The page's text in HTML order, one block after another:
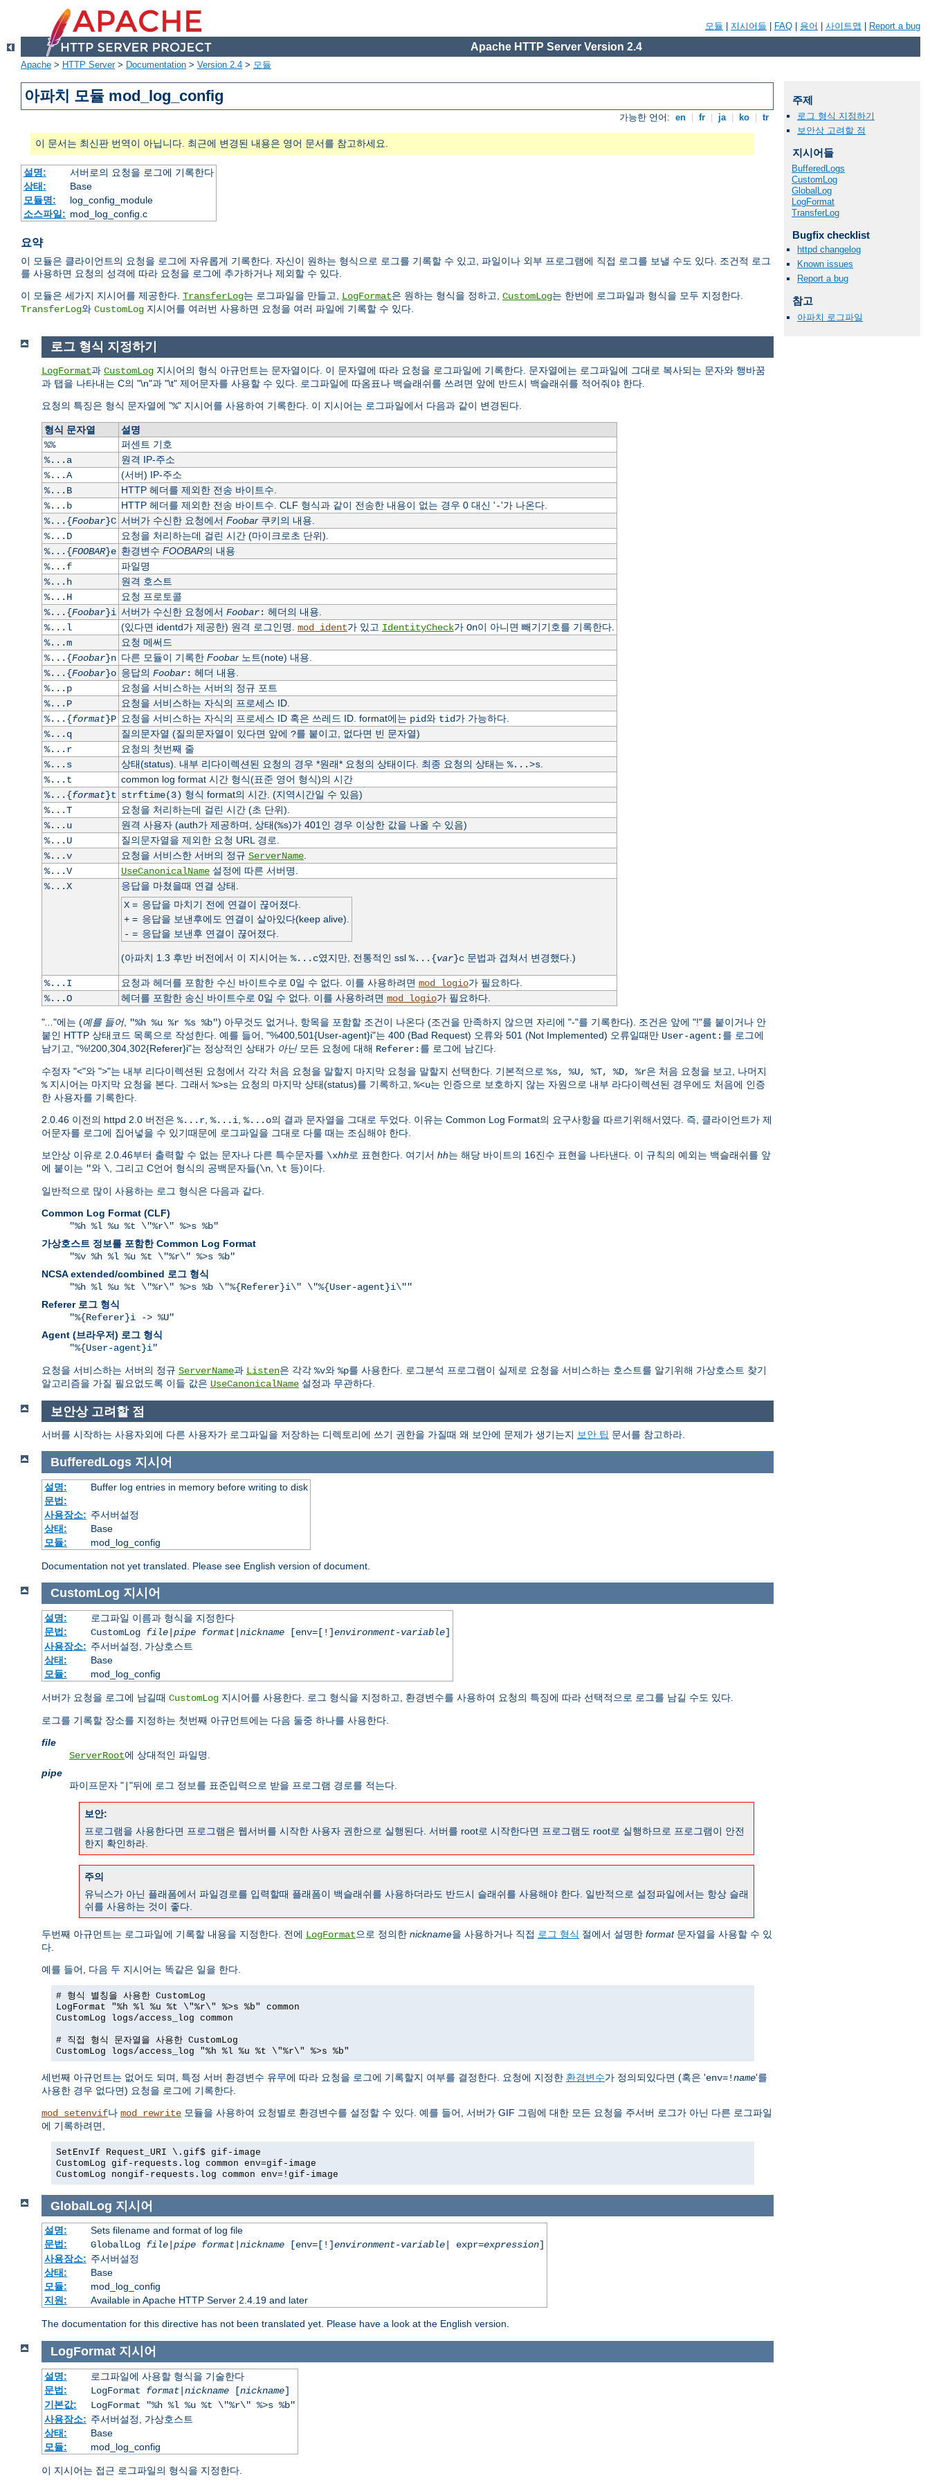
모듈 지시어들 FAQ 용어 사이트맵 Report a bug
Apache HTTP Server Version 2.4
Apache > HTTP Server> Documentation > Version 2.4 > 모듈
아파치 모듈 mod_log_config
가능한 언어: en fr ja ko tr
이 문서는 최신판 번역이 아닙니다. 최근에 변경된 내용은 영어 문서를 참고하세요.
설명:
서버로의 요청을 로그에 기록한다
상태:
Base
모듈명:
log_config_module
소스파일: mod_log_config.c
요약
이 모듈은 클라이언트의 요청을 로그에 자유롭게 기록한다. 자신이 원하는 형식으로 로그를 기록할 수 있고, 파일이나 외부 프로그램에 직접 로그를 보낼 수도 있다. 조건적 로그
를 사용하면 요청의 성격에 따라 요청을 로그에 추가하거나 제외할 수 있다.
이 모듈은 세가지 지시어를 제공한다. TransferLog는 로그파일을 만들고, LogFormat은 원하는 형식을 정하고, CustomLog는 한번에 로그파일과 형식을 모두 지정한다.
TransferLog와 CustomLog 지시어를 여러번 사용하면 요청을 여러 파일에 기록할 수 있다.
로그 형식 지정하기
LogFormat과 CustomLog 지시어의 형식 아규먼트는 문자열이다. 이 문자열에 따라 요청을 로그파일에 기록한다. 문자열에는 로그파일에 그대로 복사되는 문자와 행바꿈
과 탭을 나타내는 C의 "\n"과 "\t" 제어문자를 사용할 수 있다. 로그파일에 따옴표나 백슬래쉬를 쓰려면 앞에 반드시 백슬래쉬를 적어줘야 한다.
요청의 특징은 형식 문자열에 "%" 지시어를 사용하여 기록한다. 이 지시어는 로그파일에서 다음과 같이 변경된다.
형식 문자열
설명
%%
퍼센트 기호
%...a
원격 IP-주소
%...A
(서버) IP-주소
%...B
HTTP 헤더를 제외한 전송 바이트수.
%...b
HTTP 헤더를 제외한 전송 바이트수. CLF 형식과 같이 전송한 내용이 없는 경우 0 대신 '-'가 나온다.
%...{Foobar}C 서버가 수신한 요청에서 Foobar쿠키의 내용.
%...D
요청을 처리하는데 걸린 시간 (마이크로초 단위).
%...{FOOBAR}e 환경변수 FOOBAR의 내용
%...f
파일명
%...h
원격 호스트
%...H
요청 프로토콜
%...{Foobar}i 서버가 수신한 요청에서 Foobar: 헤더의 내용.
%...l
(있다면 identd가 제공한) 원격 로그인명. mod_ident가 있고 IdentityCheck가 On이 아니면 빼기기호를 기록한다.
%...m
요청 메써드
%...{Foobar}n 다른 모듈이 기록한 Foobar노트(note) 내용.
%...{Foobar}o 응답의 Foobar: 헤더 내용.
%...p
요청을 서비스하는 서버의 정규 포트
%...P
요청을 서비스하는 자식의 프로세스 ID.
%...{format}P 요청을 서비스하는 자식의 프로세스 ID 혹은 쓰레드 ID. format에는 pid와 tid가 가능하다.
%...q
질의문자열 (질의문자열이 있다면 앞에 ?를 붙이고, 없다면 빈 문자열)
%...r
요청의 첫번째 줄
%...s
상태(status). 내부 리다이렉션된 요청의 경우 *원래* 요청의 상태이다. 최종 요청의 상태는 %...>s.
%...t
common log format 시간 형식(표준 영어 형식)의 시간
%...{format}t strftime(3) 형식 format의 시간. (지역시간일 수 있음)
%...T
요청을 처리하는데 걸린 시간 (초 단위).
%...u
원격 사용자 (auth가 제공하며, 상태(%s)가 401인 경우 이상한 값을 나올 수 있음)
%...U
질의문자열을 제외한 요청 URL 경로.
%...v
요청을 서비스한 서버의 정규 ServerName.
%...V
UseCanonicalName설정에 따른 서버명.
%...X
응답을 마쳤을때 연결 상태.
X= 응답을 마치기 전에 연결이 끊어졌다.
+= 응답을 보낸후에도 연결이 살아있다(keep alive).
- = 응답을 보낸후 연결이 끊어졌다.
(아파치 1.3 후반 버전에서 이 지시어는 %...c였지만, 전통적인 ssl %...{var}c문법과 겹쳐서 변경했다.)
%...I 요청과 헤더를 포함한 수신 바이트수로 0일 수 없다. 이를 사용하려면 mod_logio가 필요하다.
%...O
헤더를 포함한 송신 바이트수로 0일 수 없다. 이를 사용하려면 mod_logio가 필요하다.
" "에는 (예를 들어, "%h %u %r %s %b") 아무것도 없거나, 항목을 포함할 조건이 나온다 (조건을 만족하지 않으면 자리에 "-"를 기록한다). 조건은 앞에 "!"를 붙이거나 안
붙인 HTTP 상태코드 목록으로 작성한다. 예를 들어, "%400,501{User-agent}i"는 400 (Bad Request) 오류와 501 (Not Implemented) 오류일때만 User-agent: 를 로그에
남기고, "%!200,304,302{Referer}i"는 정상적인 상태가 아닌모든 요청에 대해 Referer: 를 로그에 남긴다.
수정자 "<"와 ">"는 내부 리다이렉션된 요청에서 각각 처음 요청을 말할지 마지막 요청을 말할지 선택한다. 기본적으로 %s, %U, %T, %D, %r은 처음 요청을 보고, 나머지
%지시어는 마지막 요청을 본다. 그래서 %>s는 요청의 마지막 상태(status)를 기록하고, %<u는 인증으로 보호하지 않는 자원으로 내부 라다이렉션된 경우에도 처음에 인증
한 사용자를 기록한다.
2.0.46 이전의 httpd 2.0 버전은 %...r %...i %...o의 결과 문자열을 그대로 두었다. 이유는 Common Log Format의 요구사항을 따르기위해서였다. 즉, 클라이언트가 제
어문자를 로그에 집어넣을 수 있기때문에 로그파일을 그대로 다룰 때는 조심해야 한다.
보안상 이유로 2.0.46부터 출력할 수 없는 문자나 다른 특수문자를 \xhh로 표현한다. 여기서 hh는 해당 바이트의 16진수 표현을 나타낸다. 이 규칙의 예외는 백슬래쉬를 앞
에 붙이는 "와 \ , 그리고 C언어 형식의 공백문자들(\n \t 등)이다.
일반적으로 많이 사용하는 로그 형식은 다음과 같다.
Common Log Format (CLF)
"%h %l %u %t \"%r\" %>s %b"
가상호스트 정보를 포함한 Common Log Format
"%v %h %l %u %t \"%r\" %>s %b"
NCSA extended/combined 로그 형식
"%h %l %u %t \"%r\" %>s %b \"%{Referer}i\" \"%{User-agent}i\""
Referer 로그 형식
"%{Referer}i -> %U"
Agent (브라우저) 로그 형식
"%{User-agent}i"
요청을 서비스하는 서버의 정규 ServerName과 Listen은 각각 %v와 %p를 사용한다. 로그분석 프로그램이 실제로 요청을 서비스하는 호스트를 알기위해 가상호스트 찾기
알고리즘을 가질 필요없도록 이들 값은 UseCanonicalName 설정과 무관하다.
보안상 고려할 점
서버를 시작하는 사용자외에 다른 사용자가 로그파일을 저장하는 디렉토리에 쓰기 권한을 가질때 왜 보안에 문제가 생기는지 보안 팁 문서를 참고하라.
BufferedLogs지시어
설명:
Buffer log entries in memory before writing to disk
문법:
사용장소: 주서버설정
상태:
Base
모듈:
mod_log_config
Documentation not yet translated. Please see English version of document.
CustomLog 지시어
설명:
로그파일 이름과 형식을 지정한다
문법:
CustomLog file| pipe format| nickname[env=[!]environment-variable]
사용장소: 주서버설정, 가상호스트
상태:
Base
모듈:
mod_log_config
서버가 요청을 로그에 남길때 CustomLog 지시어를 사용한다. 로그 형식을 지정하고, 환경변수를 사용하여 요청의 특징에 따라 선택적으로 로그를 남길 수도 있다.
로그를 기록할 장소를 지정하는 첫번째 아규먼트에는 다음 둘중 하나를 사용한다.
file
ServerRoot에 상대적인 파일명.
pipe
파이프문자 " "뒤에 로그 정보를 표준입력으로 받을 프로그램 경로를 적는다.
보안:
프로그램을 사용한다면 프로그램은 웹서버를 시작한 사용자 권한으로 실행된다. 서버를 root로 시작한다면 프로그램도 root로 실행하므로 프로그램이 안전
한지 확인하라.
주의
유닉스가 아닌 플래폼에서 파일경로를 입력할때 플래폼이 백슬래쉬를 사용하더라도 반드시 슬래쉬를 사용해야 한다. 일반적으로 설정파일에서는 항상 슬래
쉬를 사용하는 것이 좋다.
두번째 아규먼트는 로그파일에 기록할 내용을 지정한다. 전에 LogFormat으로 정의한 nickname을 사용하거나 직접 로그 형식 절에서 설명한 format문자열을 사용할 수 있
다.
예를 들어, 다음 두 지시어는 똑같은 일을 한다.
# 형식 별칭을 사용한 CustomLog
LogFormat "%h %l %u %t \"%r\" %>s %b" common
CustomLog logs/access_log common
# 직접 형식 문자열을 사용한 CustomLog
CustomLog logs/access_log "%h %l %u %t \"%r\" %>s %b"
세번째 아규먼트는 없어도 되며, 특정 서버 환경변수 유무에 따라 요청을 로그에 기록할지 여부를 결정한다. 요청에 지정한 환경변수가 정의되있다면 (혹은 'env=!name'를
사용한 경우 없다면) 요청을 로그에 기록한다.
mod_setenvif나 mod_rewrite 모듈을 사용하여 요청별로 환경변수를 설정할 수 있다. 예를 들어, 서버가 GIF 그림에 대한 모든 요청을 주서버 로그가 아닌 다른 로그파일
에 기록하려면,
SetEnvIf Request_URI \.gif$ gif-image
CustomLog gif-requests.log common env=gif-image
CustomLog nongif-requests.log common env=!gif-image
GlobalLog 지시어
설명:
Sets filename and format of log file
문법:
GlobalLog file| pipe format| nickname[env=[!]environment-variable| expr=expression]
사용장소: 주서버설정
상태:
Base
모듈:
mod_log_config
지원:
Available in Apache HTTP Server 2.4.19 and later
The documentation for this directive has not been translated yet. Please have a look at the English version.
LogFormat지시어
설명:
로그파일에 사용할 형식을 기술한다
문법:
LogFormat format| nickname[nickname]
기본값:
LogFormat "%h %l %u %t \"%r\" %>s %b"
사용장소: 주서버설정, 가상호스트
상태:
Base
모듈:
mod_log_config
이 지시어는 접근 로그파일의 형식을 지정한다.
주제
로그 형식 지정하기
보안상 고려할 점
지시어들
BufferedLogs
CustomLog
GlobalLog
LogFormat
TransferLog
Bugfix checklist
httpd changelog
Known issues
Report a bug
참고
아파치 로그파일